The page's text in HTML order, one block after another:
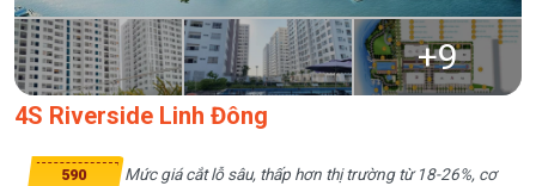
+9
4S Riverside Linh Đông
590
Mức giá cắt lỗ sâu, thấp hơn thị trường từ 18-26%, cơ